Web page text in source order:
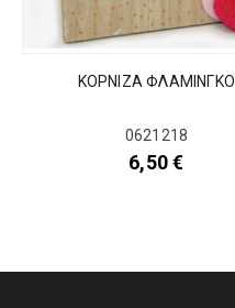
ΚΟΡΝΙΖΑ ΦΛΑΜΙΝΓΚΟ
0621218
6,50€